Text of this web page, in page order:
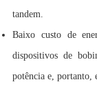
tandem.
Baixo custo de
dispositivos de
potência e, portanto,